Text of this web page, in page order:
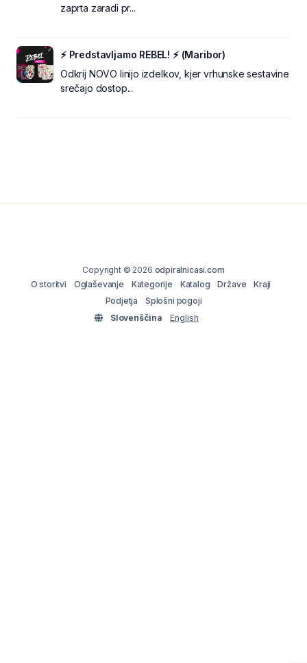
zaprta zaradi pr...
⚡ Predstavljamo REBEL! ⚡ (Maribor)
Odkrij NOVO linijo izdelkov, kjer vrhunske sestavine
srečajo dostop...
Copyright © 2026 odpiralnicasi.com
O storitvi
Oglaševanje Kategorije Katalog Države
Kraji
Podjetja
Splošni pogoji
Slovenščina
English